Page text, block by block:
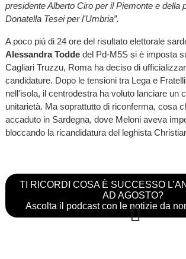
presidente Alberto Ciro per il Piemonte e della
Donatella Tesei per l'Umbria”.
A poco più di 24 ore del risultato elettorale
Alessandra Toddedel Pd-M5S si è imposta
Cagliari Truzzu, Roma ha deciso di
candidature. Dopo le tensioni tra Lega e
nell'isola, il centrodestra ha voluto lanciare un
unitarietà. Ma soprattutto di riconferma, cosa
accaduto in Sardegna, dove Meloni aveva
bloccando la ricandidatura del leghista
TI RICORDI COSA È SUCCESSO
AD AGOSTO?
Ascolta il podcast con le notizie da